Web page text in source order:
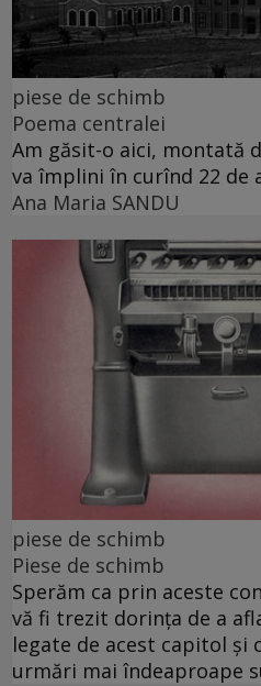
piese de schimb
Poema centralei
Am găsit-o aici, montată
va împlini în curînd 22 de
Ana Maria SANDU
piese de schimb
Piese de schimb
Sperăm ca prin aceste
vă fi trezit dorința de a
legate de acest capitol și
urmări mai îndeaproape